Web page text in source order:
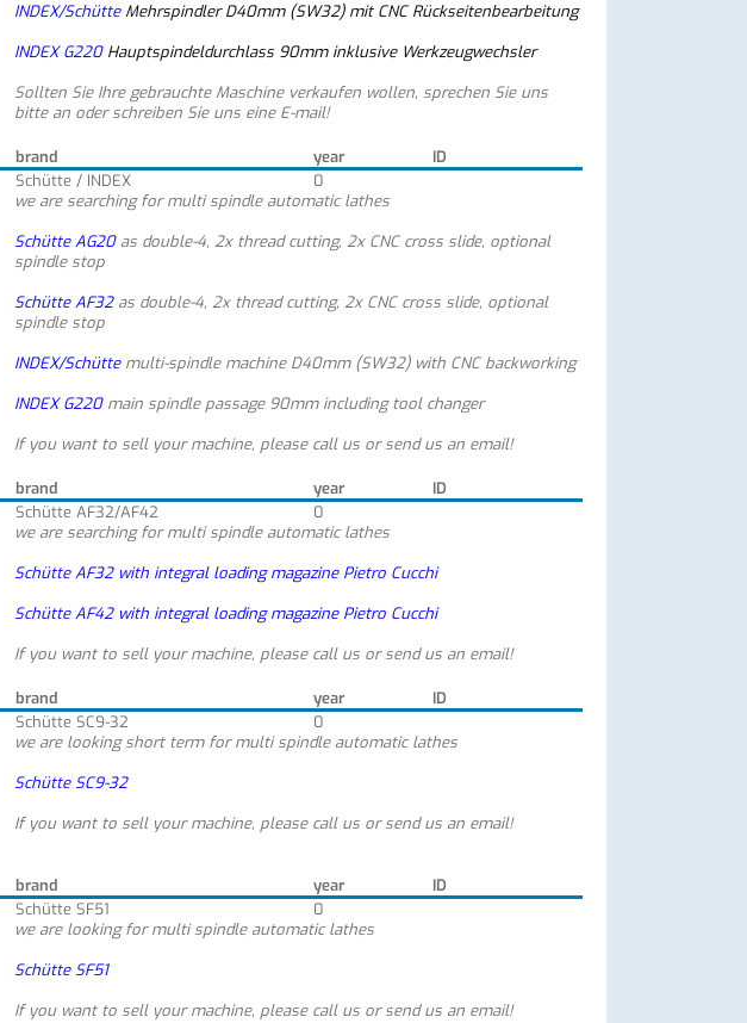
INDEX/Schütte Mehrspindler D40mm (SW32) mit CNC Rückseitenbearbeitung
INDEX G220 Hauptspindeldurchlass 90mm inklusive Werkzeugwechsler
Sollten Sie Ihre gebrauchte Maschine verkaufen wollen, sprechen Sie uns
bitte an oder schreiben Sie uns eine E-mail!
brand year
ID
Schütte / INDEX
0
we are searching for multi spindle automatic lathes
Schütte AG20as double-4, 2x thread cutting, 2x CNC cross slide, optional
spindle stop
Schütte AF32as double-4, 2x thread cutting, 2x CNC cross slide, optional
spindle stop
INDEX/Schüttemulti-spindle machine D40mm (SW32) with CNC backworking
INDEX G220main spindle passage 90mm including tool changer
If you want to sell your machine, please call us or send us an email!
brand year
ID
Schütte AF32/AF42
0
we are searching for multi spindle automatic lathes
Schütte AF32 with integral loading magazine Pietro Cucchi
Schütte AF42 with integral loading magazine Pietro Cucchi
If you want to sell your machine, please call us or send us an email!
brand year
ID
Schütte SC9-32
0
we are looking short term for multi spindle automatic lathes
Schütte SC9-32
If you want to sell your machine, please call us or send us an email!
brand year
ID
Schütte SF51
0
we are looking for multi spindle automatic lathes
Schütte SF51
If you want to sell your machine, please call us or send us an email!